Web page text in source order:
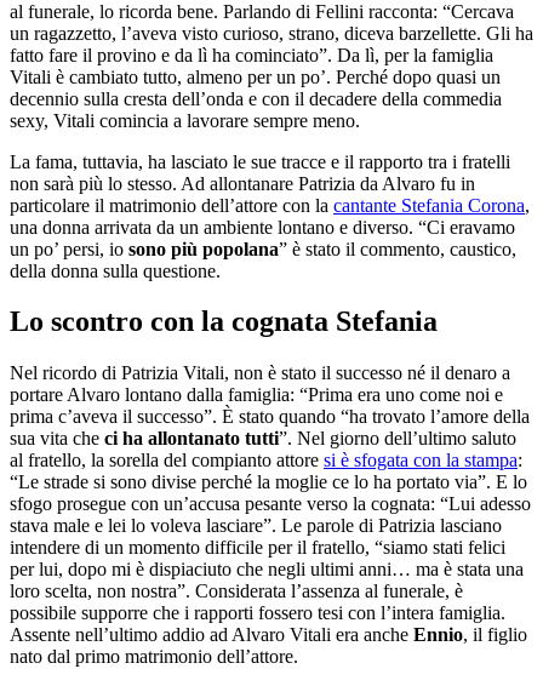
al funerale, lo ricorda bene. Parlando di Fellini racconta: “Cercava
un ragazzetto, l’aveva visto curioso, strano, diceva barzellette. Gli ha
fatto fare il provino e da lì ha cominciato”. Da lì, per la famiglia
Vitali è cambiato tutto, almeno per un po’. Perché dopo quasi un
decennio sulla cresta dell’onda e con il decadere della commedia
sexy, Vitali comincia a lavorare sempre meno.
La fama, tuttavia, ha lasciato le sue tracce e il rapporto tra i fratelli
non sarà più lo stesso. Ad allontanare Patrizia da Alvaro fu in
particolare il matrimonio dell’attore con la cantante Stefania Corona,
una donna arrivata da un ambiente lontano e diverso. “Ci eravamo
un po’ persi, io sono più popolana” è stato il commento, caustico,
della donna sulla questione.
Lo scontro con la cognata Stefania
Nel ricordo di Patrizia Vitali, non è stato il successo né il denaro a
portare Alvaro lontano dalla famiglia: “Prima era uno come noi e
prima c’aveva il successo”. È stato quando “ha trovato l’amore della
sua vita che ci ha allontanato tutti”. Nel giorno dell’ultimo saluto
al fratello, la sorella del compianto attore si è sfogata con la stampa:
“Le strade si sono divise perché la moglie ce lo ha portato via”. E lo
sfogo prosegue con un’accusa pesante verso la cognata: “Lui adesso
stava male e lei lo voleva lasciare”. Le parole di Patrizia lasciano
intendere di un momento difficile per il fratello, “siamo stati felici
per lui, dopo mi è dispiaciuto che negli ultimi anni… ma è stata una
loro scelta, non nostra”. Considerata l’assenza al funerale, è
possibile supporre che i rapporti fossero tesi con l’intera famiglia.
Assente nell’ultimo addio ad Alvaro Vitali era anche Ennio, il figlio
nato dal primo matrimonio dell’attore.